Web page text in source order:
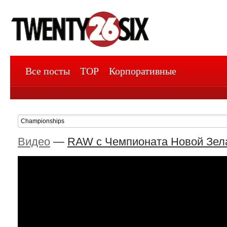
Все посты TOP Корпоративные
Видео — RAW с Чемпионата Новой